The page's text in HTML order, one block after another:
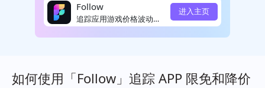
Follow
追踪应用游戏价格波动并提醒
进入主页
如何使用「Follow」追踪 APP 限免和降价